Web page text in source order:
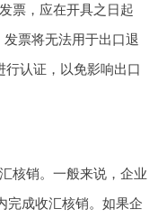
票，应在开具之日起
票将无法用于出口退
认证，以免影响出口
核销。一般来说，企业
完成收汇核销。如果企